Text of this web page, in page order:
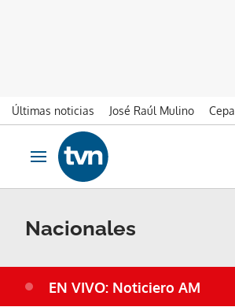
Últimas noticias José Raúl Mulino
Ir al contenido
Obrir navegació
Nacionales
EN VIVO: Noticiero AM